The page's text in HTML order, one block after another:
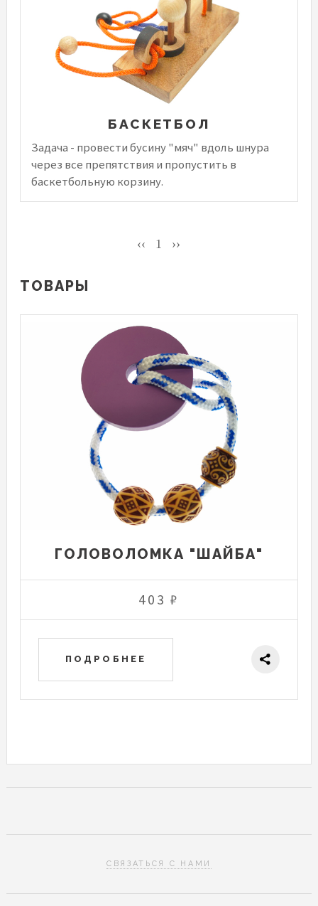
БАСКЕТБОЛ
Задача - провести бусину "мяч" вдоль шнура
через все препятствия и пропустить в
баскетбольную корзину.
‹‹ 1 ››
ТОВАРЫ
ГОЛОВОЛОМКА "ШАЙБА"
403 ₽
ПОДРОБНЕЕ
СВЯЗАТЬСЯ С НАМИ